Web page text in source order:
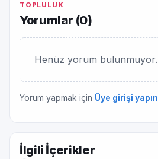
TOPLULUK
Yorumlar (0)
Henüz yorum bulunmuyor.
Yorum yapmak için Üye girişi yapın
İlgili İçerikler